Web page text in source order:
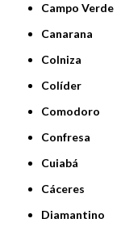
Campo Verde
Canarana
Colniza
Colíder
Comodoro
Confresa
Cuiabá
Cáceres
Diamantino